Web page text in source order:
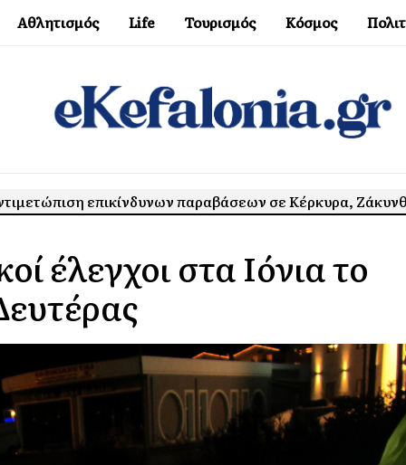
Αθλητισμός Life Τουρισμός Κόσμος
επικίνδυνων παραβάσεων σε Κέρκυρα,
έλεγχοι στα Ιόνια το